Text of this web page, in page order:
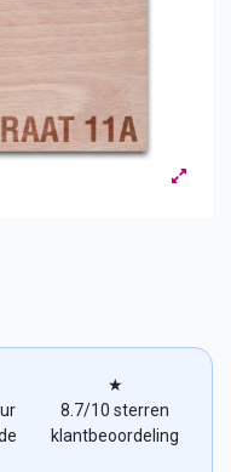
★
8.7/10 sterren
klantbeoordeling